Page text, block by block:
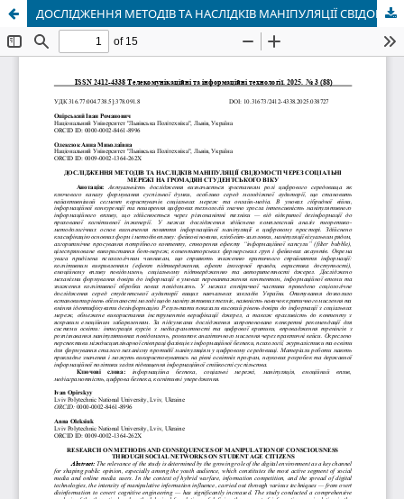
ДОСЛІДЖЕННЯ МЕТОДІВ ТА НАСЛІДКІВ МАНІПУЛЯЦІЇ СВІДОМОСТІ ЧЕРЕЗ СОЦІАЛЬНІ МЕРЕЖІ НА ГРОМАДЯН СТУДЕНТСЬКОГО ВІКУ